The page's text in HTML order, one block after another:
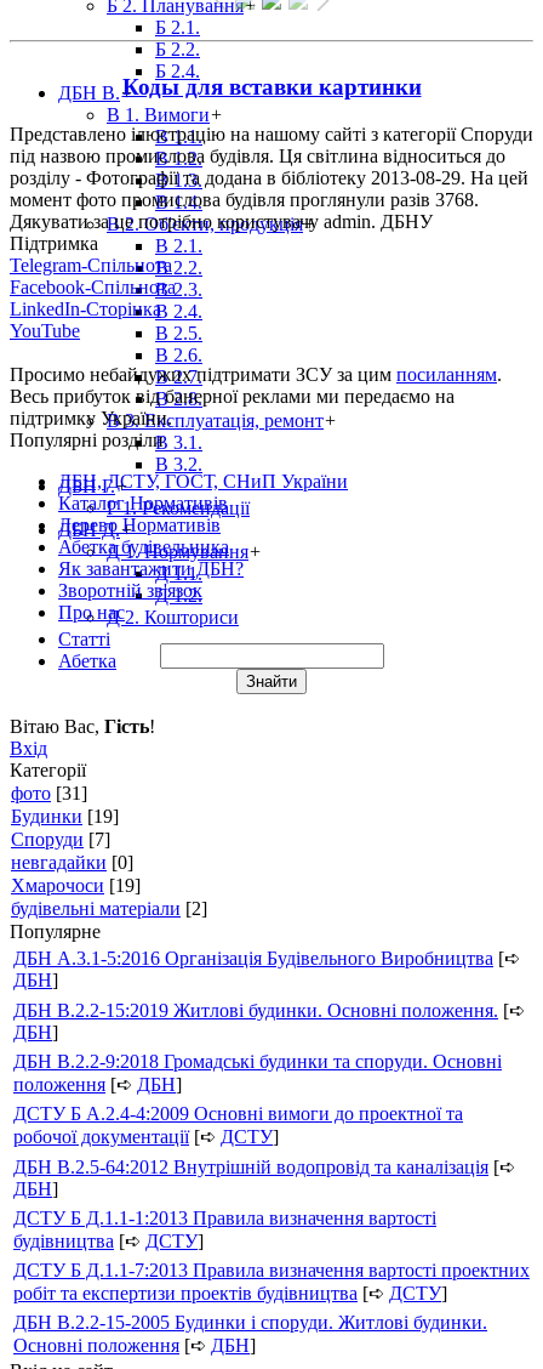
Б 2. Планування+
Б 2.1.
Б 2.2.
Б 2.4.
ДБН В.+
В 1. Вимоги+
В 1.1.
В 1.2.
В 1.3.
В 1.4.
В 2. Об'єкти, продукція+
В 2.1.
В 2.2.
В 2.3.
В 2.4.
В 2.5.
В 2.6.
В 2.7.
В 2.8.
В 3. Експлуатація, ремонт+
В 3.1.
В 3.2.
ДБН Г.+
Г 1. Рекомендації
ДБН Д.+
Д 1. Нормування+
Д 1.1.
Д 1.2.
Д 2. Кошториси
Статті
Абетка
Коды для вставки картинки
Представлено ілюстрацію на нашому сайті з категорії Споруди
під назвою промислова будівля. Ця світлина відноситься до
розділу - Фотографії та додана в бібліотеку 2013-08-29. На цей
момент фото промислова будівля проглянули разів 3768.
Дякувати за це потрібно користувачу admin. ДБНУ
Підтримка
Telegram-Спільнота
Facebook-Спільнота
LinkedIn-Сторінка
YouTube
Просимо небайдужих підтримати ЗСУ за цим посиланням.
Весь прибуток від банерної реклами ми передаємо на
підтримку України.
Популярні розділи
ДБН, ДСТУ, ГОСТ, СНиП України
Каталог Нормативів
Дерево Нормативів
Абетка будівельника
Як завантажити ДБН?
Зворотній зв'язок
Про нас
Вітаю Вас, Гість!
Вхід
Категорії
фото [31]
Будинки [19]
Споруди [7]
невгадайки [0]
Хмарочоси [19]
будівельні матеріали [2]
Популярне
ДБН А.3.1-5:2016 Організація Будівельного Виробництва [➪
ДБН]
ДБН В.2.2-15:2019 Житлові будинки. Основні положення. [➪
ДБН]
ДБН В.2.2-9:2018 Громадські будинки та споруди. Основні
положення [➪ ДБН]
ДСТУ Б А.2.4-4:2009 Основні вимоги до проектної та
робочої документації[➪ ДСТУ]
ДБН В.2.5-64:2012 Внутрішній водопровід та каналізація [➪
ДБН]
ДСТУ Б Д.1.1-1:2013 Правила визначення вартості
будівництва [➪ ДСТУ]
ДСТУ Б Д.1.1-7:2013 Правила визначення вартості проектних
робіт та експертизи проектів будівництва [➪ ДСТУ]
ДБН В.2.2-15-2005 Будинки і споруди. Житлові будинки.
Основні положення [➪ ДБН]